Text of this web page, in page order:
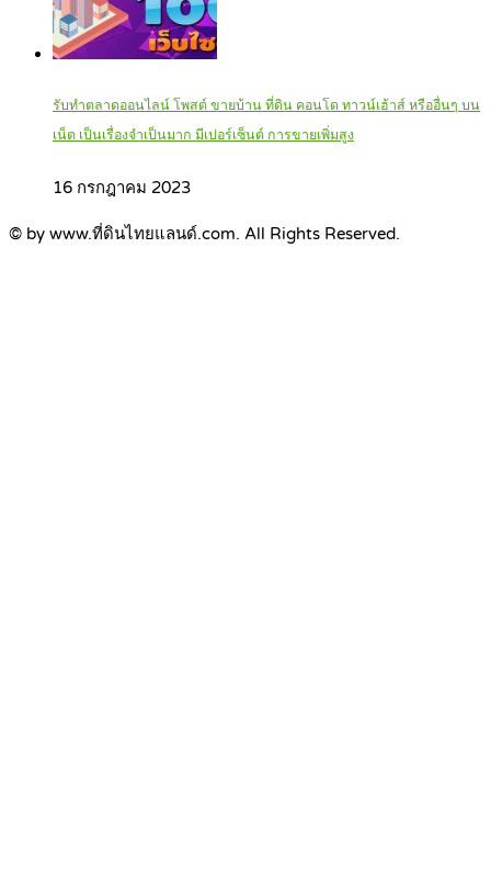
รับทำตลาดออนไลน์ โพสต์ ขายบ้าน ที่ดิน คอนโด ทาวน์เฮ้าส์ หรืออื่นๆ บน
เน็ต เป็นเรื่องจำเป็นมาก มีเปอร์เซ็นต์ การขายเพิ่มสูง
16 กรกฎาคม 2023
© by www.ที่ดินไทยแลนด์.com. All Rights Reserved.